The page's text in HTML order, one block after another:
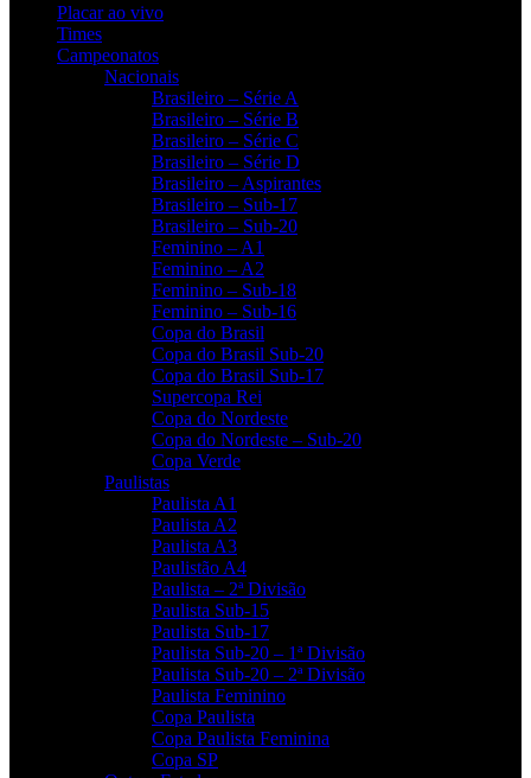
Placar ao vivo
Times
Campeonatos
Nacionais
Brasileiro – Série A
Brasileiro – Série B
Brasileiro – Série C
Brasileiro – Série D
Brasileiro – Aspirantes
Brasileiro – Sub-17
Brasileiro – Sub-20
Feminino – A1
Feminino – A2
Feminino – Sub-18
Feminino – Sub-16
Copa do Brasil
Copa do Brasil Sub-20
Copa do Brasil Sub-17
Supercopa Rei
Copa do Nordeste
Copa do Nordeste – Sub-20
Copa Verde
Paulistas
Paulista A1
Paulista A2
Paulista A3
Paulistão A4
Paulista – 2ª Divisão
Paulista Sub-15
Paulista Sub-17
Paulista Sub-20 – 1ª Divisão
Paulista Sub-20 – 2ª Divisão
Paulista Feminino
Copa Paulista
Copa Paulista Feminina
Copa SP